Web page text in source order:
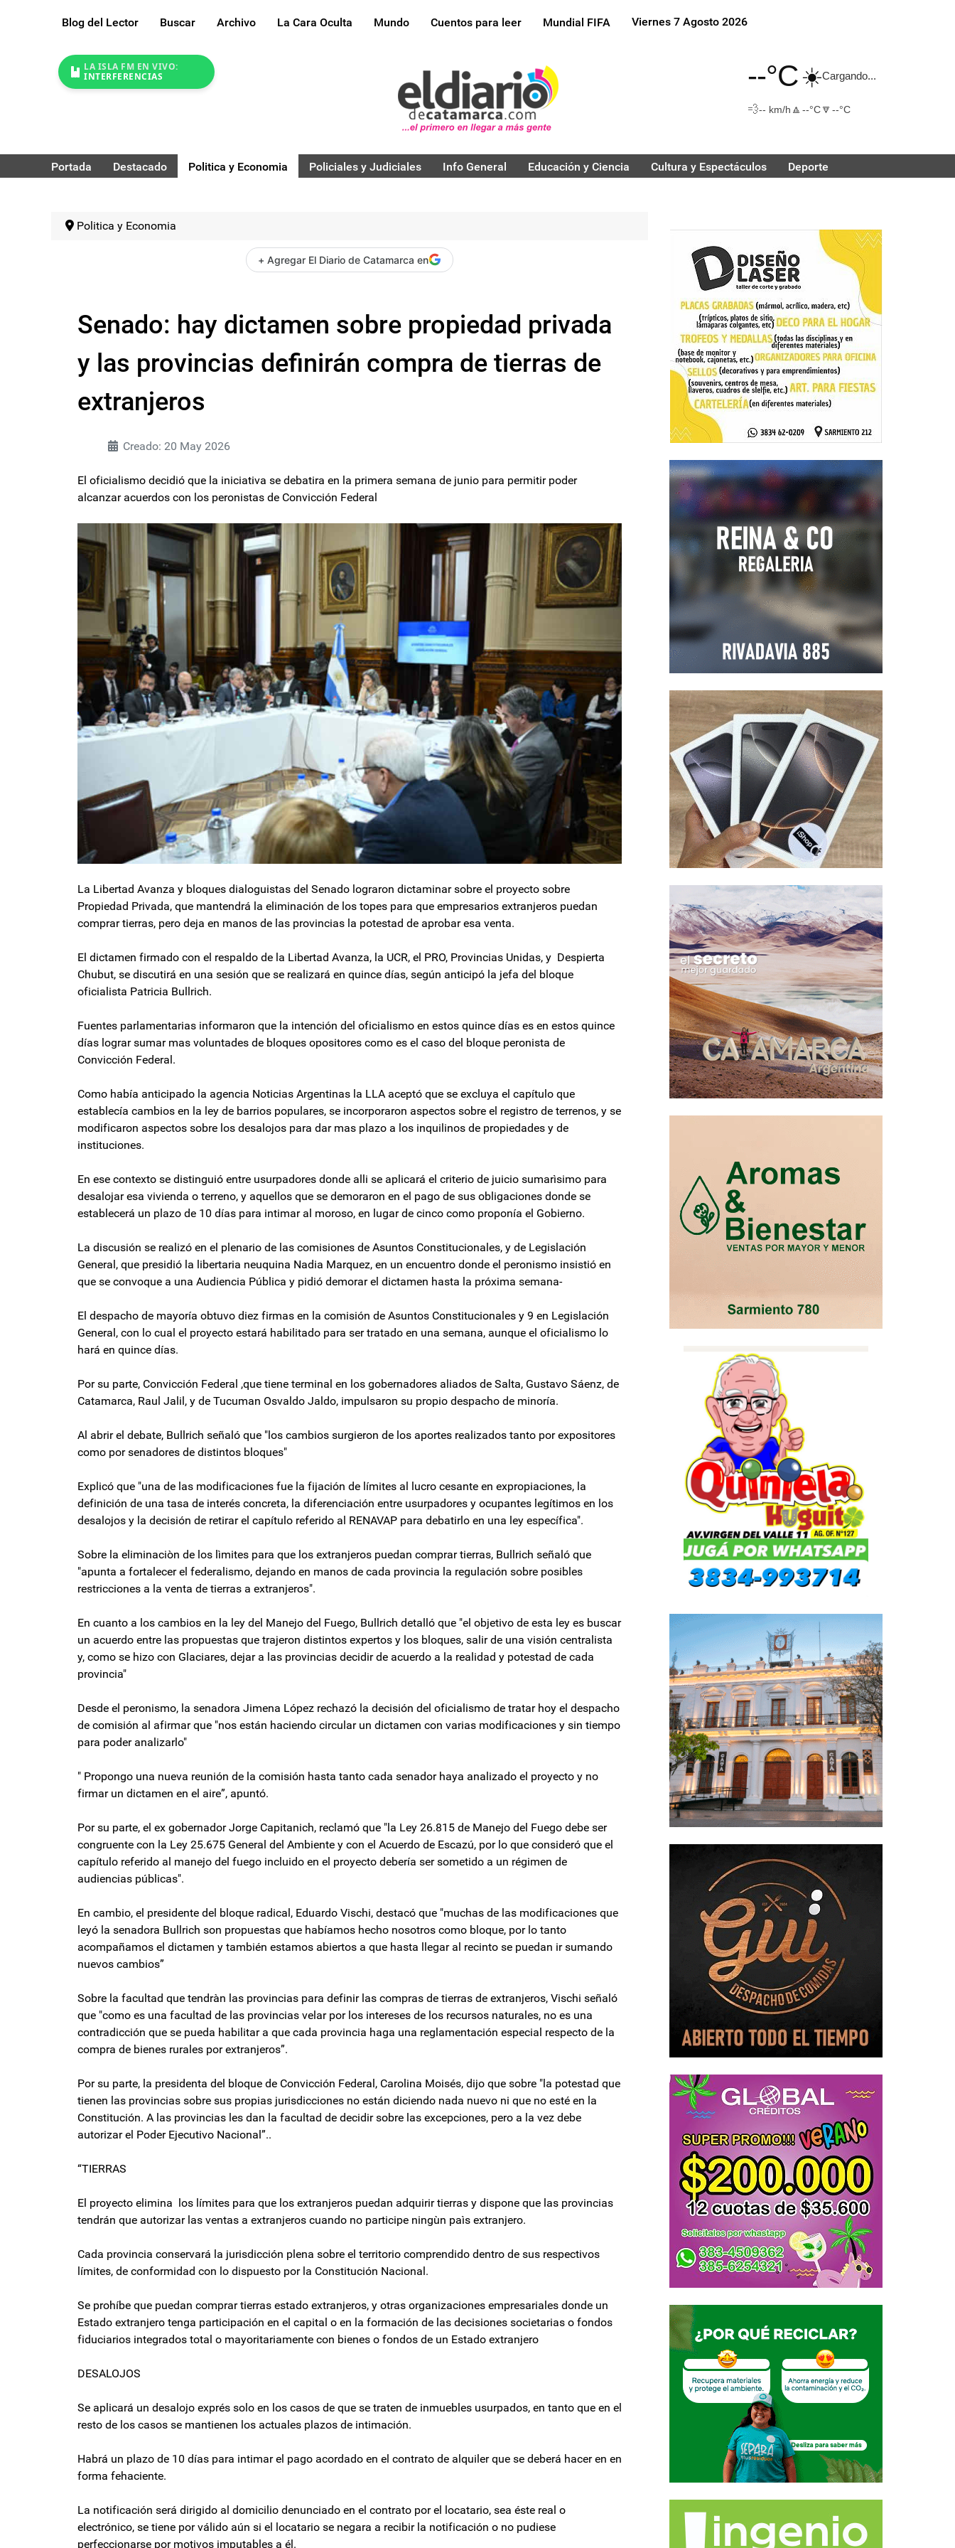
Blog del Lector Buscar Archivo La Cara Oculta Mundo Cuentos para leer Mundial FIFA Viernes 7 Agosto 2026
LA ISLA FM EN VIVO:
INTERFERENCIAS
--°C☀️Cargando...
💨-- km/h 🔼 --°C🔽 --°C
Portada Destacado Politica y Economia Policiales y Judiciales Info General Educación y Ciencia Cultura y Espectáculos Deporte
Politica y Economia
+ Agregar El Diario de Catamarca en
Senado: hay dictamen sobre propiedad privada
y las provincias definirán compra de tierras de
extranjeros
Creado: 20 May 2026
El oficialismo decidió que la iniciativa se debatira en la primera semana de junio para permitir poder
alcanzar acuerdos con los peronistas de Convicción Federal
La Libertad Avanza y bloques dialoguistas del Senado lograron dictaminar sobre el proyecto sobre
Propiedad Privada, que mantendrá la eliminación de los topes para que empresarios extranjeros puedan
comprar tierras, pero deja en manos de las provincias la potestad de aprobar esa venta.
El dictamen firmado con el respaldo de la Libertad Avanza, la UCR, el PRO, Provincias Unidas, y Despierta
Chubut, se discutirá en una sesión que se realizará en quince días, según anticipó la jefa del bloque
oficialista Patricia Bullrich.
Fuentes parlamentarias informaron que la intención del oficialismo en estos quince días es en estos quince
días lograr sumar mas voluntades de bloques opositores como es el caso del bloque peronista de
Convicción Federal.
Como había anticipado la agencia Noticias Argentinas la LLA aceptó que se excluya el capítulo que
establecía cambios en la ley de barrios populares, se incorporaron aspectos sobre el registro de terrenos, y se
modificaron aspectos sobre los desalojos para dar mas plazo a los inquilinos de propiedades y de
instituciones.
En ese contexto se distinguió entre usurpadores donde alli se aplicará el criterio de juicio sumarìsimo para
desalojar esa vivienda o terreno, y aquellos que se demoraron en el pago de sus obligaciones donde se
establecerá un plazo de 10 días para intimar al moroso, en lugar de cinco como proponía el Gobierno.
La discusión se realizó en el plenario de las comisiones de Asuntos Constitucionales, y de Legislación
General, que presidió la libertaria neuquina Nadia Marquez, en un encuentro donde el peronismo insistió en
que se convoque a una Audiencia Pública y pidió demorar el dictamen hasta la próxima semana-
El despacho de mayoría obtuvo diez firmas en la comisión de Asuntos Constitucionales y 9 en Legislación
General, con lo cual el proyecto estará habilitado para ser tratado en una semana, aunque el oficialismo lo
hará en quince días.
Por su parte, Convicción Federal ,que tiene terminal en los gobernadores aliados de Salta, Gustavo Sáenz, de
Catamarca, Raul Jalil, y de Tucuman Osvaldo Jaldo, impulsaron su propio despacho de minoría.
Al abrir el debate, Bullrich señaló que "los cambios surgieron de los aportes realizados tanto por expositores
como por senadores de distintos bloques"
Explicó que "una de las modificaciones fue la fijación de límites al lucro cesante en expropiaciones, la
definición de una tasa de interés concreta, la diferenciación entre usurpadores y ocupantes legítimos en los
desalojos y la decisión de retirar el capítulo referido al RENAVAP para debatirlo en una ley específica".
Sobre la eliminaciòn de los lìmites para que los extranjeros puedan comprar tierras, Bullrich señaló que
"apunta a fortalecer el federalismo, dejando en manos de cada provincia la regulación sobre posibles
restricciones a la venta de tierras a extranjeros".
En cuanto a los cambios en la ley del Manejo del Fuego, Bullrich detalló que "el objetivo de esta ley es buscar
un acuerdo entre las propuestas que trajeron distintos expertos y los bloques, salir de una visión centralista
y, como se hizo con Glaciares, dejar a las provincias decidir de acuerdo a la realidad y potestad de cada
provincia"
Desde el peronismo, la senadora Jimena López rechazó la decisión del oficialismo de tratar hoy el despacho
de comisión al afirmar que "nos están haciendo circular un dictamen con varias modificaciones y sin tiempo
para poder analizarlo"
" Propongo una nueva reunión de la comisión hasta tanto cada senador haya analizado el proyecto y no
firmar un dictamen en el aire”, apuntó.
Por su parte, el ex gobernador Jorge Capitanich, reclamó que "la Ley 26.815 de Manejo del Fuego debe ser
congruente con la Ley 25.675 General del Ambiente y con el Acuerdo de Escazú, por lo que consideró que el
capítulo referido al manejo del fuego incluido en el proyecto debería ser sometido a un régimen de
audiencias públicas".
En cambio, el presidente del bloque radical, Eduardo Vischi, destacó que "muchas de las modificaciones que
leyó la senadora Bullrich son propuestas que habíamos hecho nosotros como bloque, por lo tanto
acompañamos el dictamen y también estamos abiertos a que hasta llegar al recinto se puedan ir sumando
nuevos cambios”
Sobre la facultad que tendràn las provincias para definir las compras de tierras de extranjeros, Vischi señaló
que "como es una facultad de las provincias velar por los intereses de los recursos naturales, no es una
contradicción que se pueda habilitar a que cada provincia haga una reglamentación especial respecto de la
compra de bienes rurales por extranjeros”.
Por su parte, la presidenta del bloque de Convicción Federal, Carolina Moisés, dijo que sobre "la potestad que
tienen las provincias sobre sus propias jurisdicciones no están diciendo nada nuevo ni que no esté en la
Constitución. A las provincias les dan la facultad de decidir sobre las excepciones, pero a la vez debe
autorizar el Poder Ejecutivo Nacional”..
“TIERRAS
El proyecto elimina los límites para que los extranjeros puedan adquirir tierras y dispone que las provincias
tendrán que autorizar las ventas a extranjeros cuando no participe ningùn paìs extranjero.
Cada provincia conservará la jurisdicción plena sobre el territorio comprendido dentro de sus respectivos
límites, de conformidad con lo dispuesto por la Constitución Nacional.
Se prohíbe que puedan comprar tierras estado extranjeros, y otras organizaciones empresariales donde un
Estado extranjero tenga participación en el capital o en la formación de las decisiones societarias o fondos
fiduciarios integrados total o mayoritariamente con bienes o fondos de un Estado extranjero
DESALOJOS
Se aplicará un desalojo exprés solo en los casos de que se traten de inmuebles usurpados, en tanto que en el
resto de los casos se mantienen los actuales plazos de intimación.
Habrá un plazo de 10 días para intimar el pago acordado en el contrato de alquiler que se deberá hacer en en
forma fehaciente.
La notificación será dirigido al domicilio denunciado en el contrato por el locatario, sea éste real o
electrónico, se tiene por válido aún si el locatario se negara a recibir la notificación o no pudiese
perfeccionarse por motivos imputables a él.